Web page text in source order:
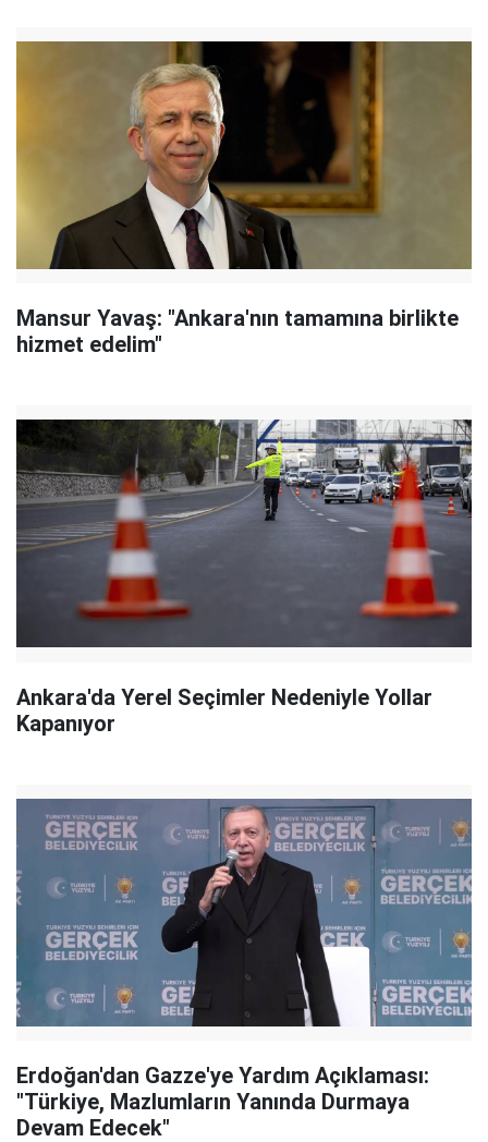
Mansur Yavaş: "Ankara'nın tamamına birlikte
hizmet edelim"
Ankara'da Yerel Seçimler Nedeniyle Yollar
Kapanıyor
Erdoğan'dan Gazze'ye Yardım Açıklaması:
"Türkiye, Mazlumların Yanında Durmaya
Devam Edecek"